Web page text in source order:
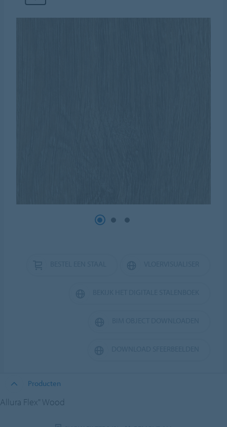
Producten
Allura Flex" Wood